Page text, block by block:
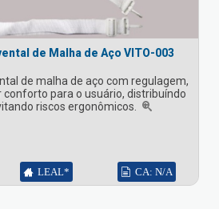
de Malha de Aço VITO-003
de malha de aço com regulagem,
para o usuário, distribuíndo
riscos ergonômicos.
LEAL* CA: N/A